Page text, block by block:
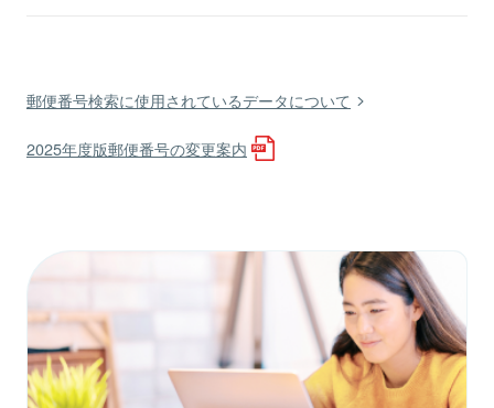
郵便番号検索に使用されているデータについて
2025年度版郵便番号の変更案内